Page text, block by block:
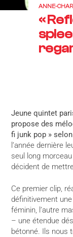
ANNE-
«
Jeune quintet
propose des
fi junk pop »
l’année dernière
seul long
décident de
Ce premier clip,
définitivement
féminin, l’autre
– une étendue
bétonné. Ils nous